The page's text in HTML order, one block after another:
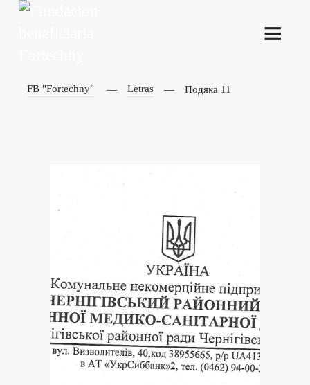
FB "Fortechny" Letras Подяка 11